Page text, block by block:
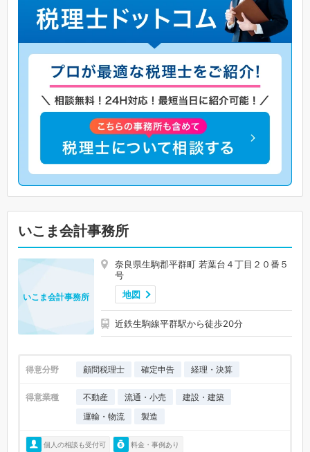
いこま会計事務所
奈良県生駒郡平群町 若葉台４丁目２０番５
号
地図
近鉄生駒線平群駅から徒歩20分
いこま会計事務所
得意分野 顧問税理士 確定申告 経理・決算
得意業種 不動産 流通・小売
建設・建築
運輸・物流
製造
個人の相談も受付可 料金・事例あり